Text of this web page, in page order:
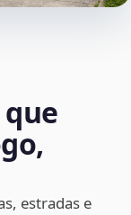
estradas e